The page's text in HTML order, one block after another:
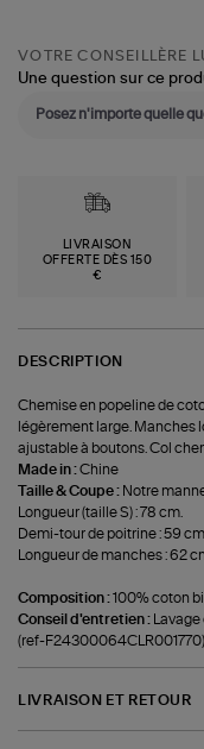
VOTRE CONSEILLÈRE
Une question sur ce
LIVRAISON
OFFERTE DÈS 150
€
DESCRIPTION
Chemise en popeline de
légèrement large. Manches
ajustable à boutons. Col
Made in :Chine
Taille & Coupe : Notre
Longueur (taille S) : 78 cm.
Demi-tour de poitrine : 59 cm.
Longueur de manches : 62
Composition :100% coton
Conseil d'entretien :
(ref-F24300064CLR001770)
LIVRAISON ET RETOUR